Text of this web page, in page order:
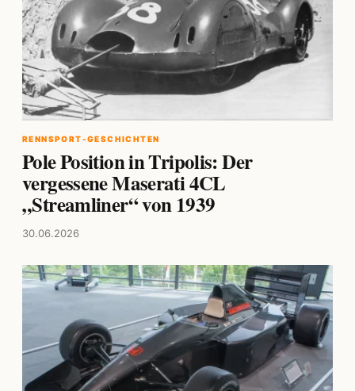
RENNSPORT-GESCHICHTEN
Pole Position in Tripolis: Der
vergessene Maserati 4CL
„Streamliner“ von 1939
30.06.2026